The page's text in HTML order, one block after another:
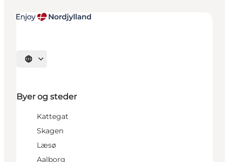
Vælg sprog
Byer og steder
Kattegat
Skagen
Læsø
Aalborg